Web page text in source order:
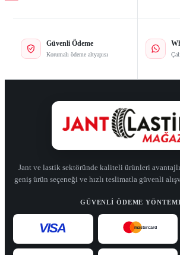
Güvenli Ödeme
Korumalı ödeme altyapısı
Jant ve lastik sektöründe kaliteli ürünleri
geniş ürün seçeneği ve hızlı teslimatla güvenli
GÜVENLI ÖDEME
VISA mastercard